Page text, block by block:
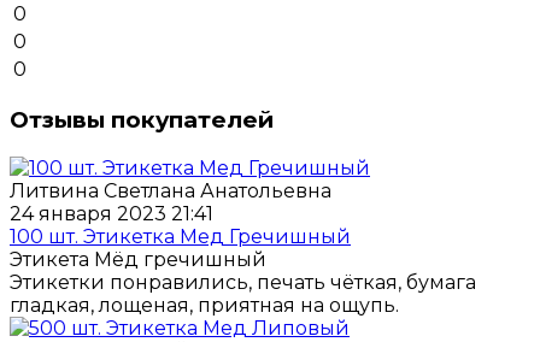
0
0
0
Отзывы покупателей
Литвина Светлана Анатольевна
24 января 2023 21:41
100 шт. Этикетка Мед Гречишный
Этикета Мёд гречишный
Этикетки понравились, печать чёткая, бумага
гладкая, лощеная, приятная на ощупь.